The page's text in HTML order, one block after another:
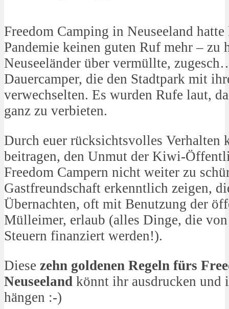
Freedom Camping in Neuseeland
Pandemie keinen guten Ruf mehr – zu
Neuseeländer über vermüllte,
Dauercamper, die den Stadtpark mit
verwechselten. Es wurden Rufe laut,
ganz zu verbieten.
Durch euer rücksichtsvolles Verhalten
beitragen, den Unmut der Kiwi-
Freedom Campern nicht weiter zu
Gastfreundschaft erkenntlich zeigen,
Übernachten, oft mit Benutzung der
Mülleimer, erlaub (alles Dinge, die
Steuern finanziert werden!).
Diese zehn goldenen Regeln fürs
Neuseeland könnt ihr ausdrucken und
hängen :-)